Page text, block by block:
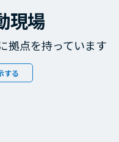
現場
拠点を持っています
する